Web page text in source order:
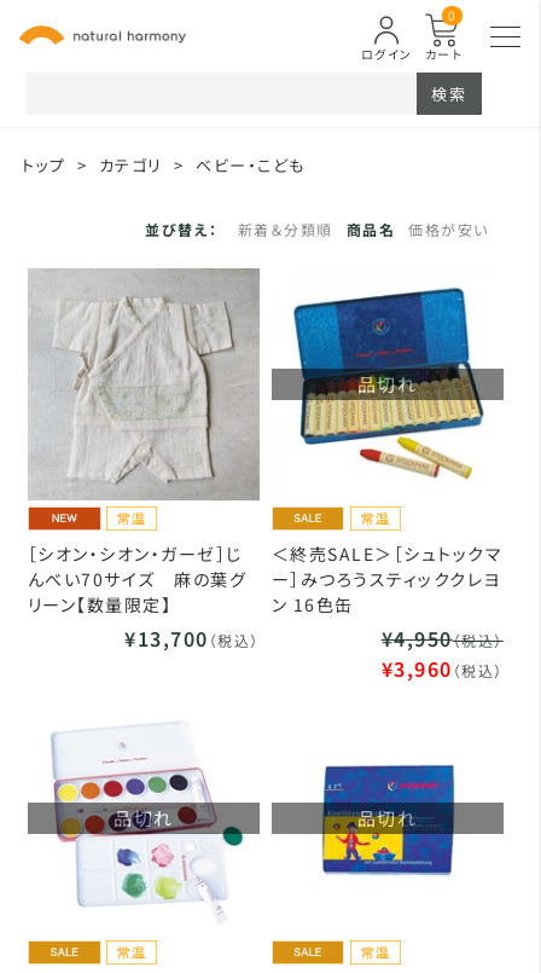
カート
0
ログイン
検索
トップ > カテゴリ > ベビー・こども
並び替え： 新着＆分類順 商品名 価格が安い
［シオン・シオン・ガーゼ］じ
んべい70サイズ 麻の葉グ
リーン【数量限定】
¥13,700 （税込）
品切れ
＜終売SALE＞［シュトックマ
ー］みつろうスティッククレヨ
ン 16色缶
¥4,950（税込）
¥3,960 （税込）
品切れ 品切れ